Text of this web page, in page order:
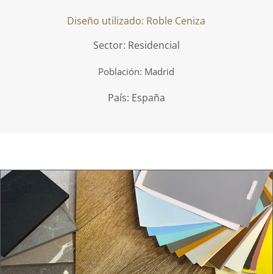
Diseño utilizado: Roble Ceniza
Sector: Residencial
Población: Madrid
País: España